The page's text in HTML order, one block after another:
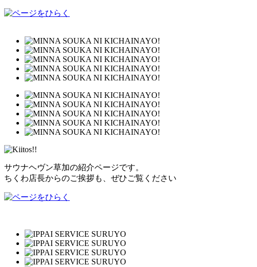
サウナヘヴン草加の紹介ページです。
ちくわ店長からのご挨拶も、ぜひご覧ください